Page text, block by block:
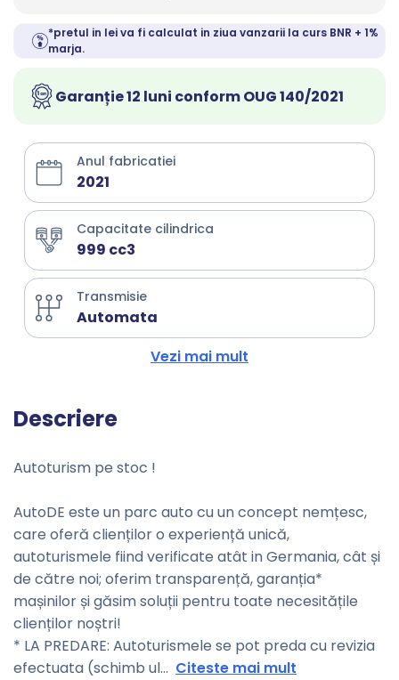
*pretul in lei va fi calculat in ziua vanzarii la curs BNR + 1%
marja.
Garanție 12 luni conform OUG 140/2021
Anul fabricatiei
2021
Capacitate cilindrica
999 cc3
Transmisie
Automata
Vezi mai mult
Descriere
Autoturism pe stoc !
AutoDE este un parc auto cu un concept nemțesc,
care oferă clienților o experiență unică,
autoturismele fiind verificate atât in Germania, cât și
de către noi; oferim transparență, garanția*
mașinilor și găsim soluții pentru toate necesitățile
clienților noștri!
* LA PREDARE: Autoturismele se pot preda cu revizia
efectuata (schimb ul... Citeste mai mult